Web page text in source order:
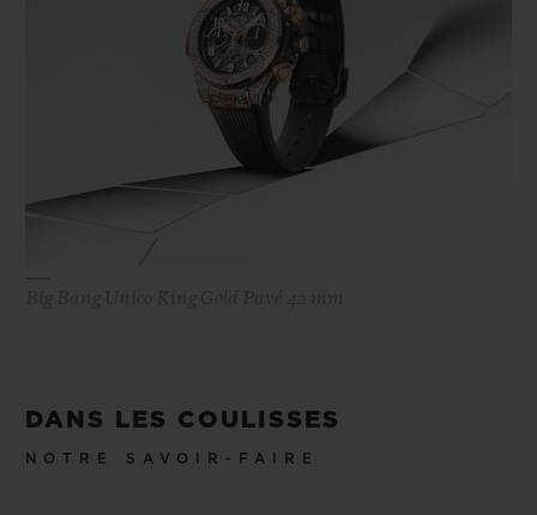
DANS LES COULISSES
NOTRE SAVOIR-FAIRE